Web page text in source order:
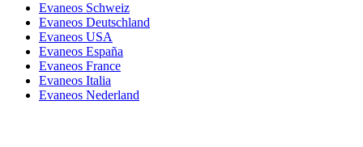
Evaneos Schweiz
Evaneos Deutschland
Evaneos USA
Evaneos España
Evaneos France
Evaneos Italia
Evaneos Nederland